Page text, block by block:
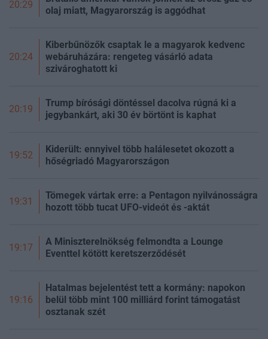
20:29
olaj miatt, Magyarország is aggódhat
20:24
Kiberbűnözők csaptak le a magyarok kedvenc
webáruházára: rengeteg vásárló adata
szivároghatott ki
20:19
Trump bírósági döntéssel dacolva rúgná ki a
jegybankárt, aki 30 év börtönt is kaphat
19:52
Kiderült: ennyivel több halálesetet okozott a
hőségriadó Magyarországon
19:31
Tömegek vártak erre: a Pentagon nyilvánosságra
hozott több tucat UFO-videót és -aktát
19:17
A Miniszterelnökség felmondta a Lounge
Eventtel kötött keretszerződését
19:16
Hatalmas bejelentést tett a kormány: napokon
belül több mint 100 milliárd forint támogatást
osztanak szét